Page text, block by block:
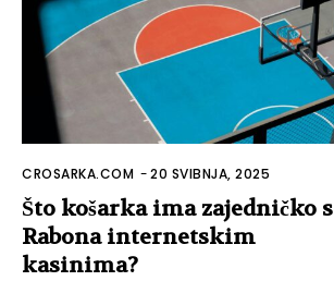
CROSARKA.COM -20 SVIBNJA, 2025
Što košarka ima zajedničko s
Rabona internetskim
kasinima?